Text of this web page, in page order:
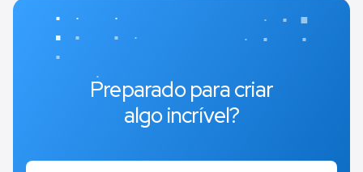
Preparado para criar
algo incrível?